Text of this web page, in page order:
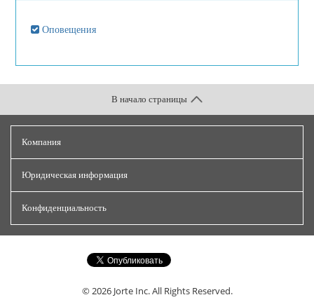
Оповещения
Компания
Юридическая информация
Конфиденциальность
© 2026 Jorte Inc.All Rights Reserved.
В начало страницы